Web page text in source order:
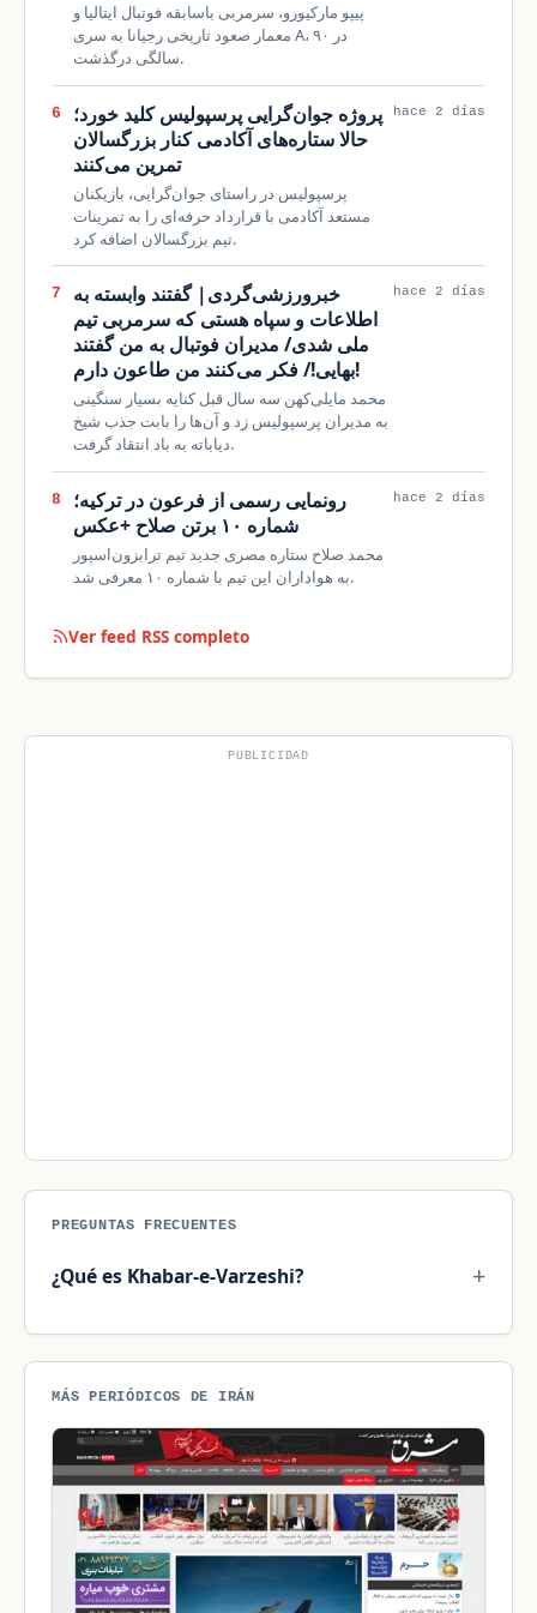
پیپو مارکیورو، سرمربی باسابقه فوتبال ایتالیا و
معمار صعود تاریخی رجیانا به سری A، در ۹۰
سالگی درگذشت.
6
پروژه جوان‌گرایی پرسپولیس کلید خورد؛
حالا ستاره‌های آکادمی کنار بزرگسالان
تمرین می‌کنند
پرسپولیس در راستای جوان‌گرایی، بازیکنان
مستعد آکادمی با قرارداد حرفه‌ای را به تمرینات
تیم بزرگسالان اضافه کرد.
hace 2 días
7
خبرورزشی‌گردی| گفتند وابسته به
اطلاعات و سپاه هستی که سرمربی تیم
ملی شدی/ مدیران فوتبال به من گفتند
بهایی!/ فکر می‌کنند من طاعون دارم!
محمد مایلی‌کهن سه سال قبل کنایه بسیار سنگینی
به مدیران پرسپولیس زد و آن‌ها را بابت جذب شیخ
دیاباته به باد انتقاد گرفت.
hace 2 días
8
رونمایی رسمی از فرعون در ترکیه؛
شماره ۱۰ برتن صلاح +عکس
محمد صلاح ستاره مصری جدید تیم ترابزون‌اسپور
به هواداران این تیم با شماره ۱۰ معرفی شد.
hace 2 días
Ver feed RSS completo
PUBLICIDAD
PREGUNTAS FRECUENTES
¿Qué es Khabar-e-Varzeshi?
MÁS PERIÓDICOS DE IRÁN